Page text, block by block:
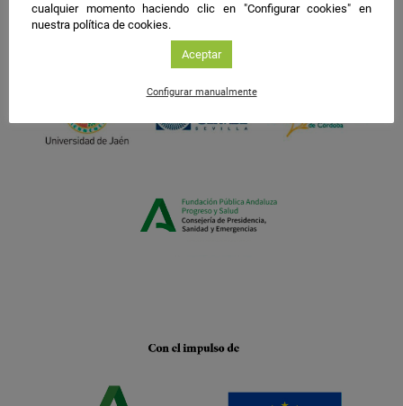
cualquier momento haciendo clic en "Configurar cookies" en
nuestra política de cookies.
Aceptar
Configurar manualmente